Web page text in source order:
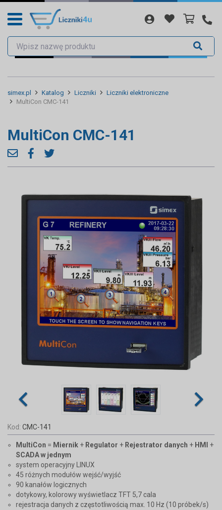
simex.pl Katalog Liczniki
Liczniki elektroniczne
MultiCon CMC-141
MultiCon CMC-141
Kod: CMC-141
MultiCon = Miernik+ Regulator + Rejestrator danych + HMI
+
SCADA w jednym
system operacyjny LINUX
45 różnych modułów wejść/wyjść
90 kanałów logicznych
dotykowy, kolorowy wyświetlacz TFT 5,7 cala
rejestracja danych z częstotliwością max. 10 Hz (10 próbek/s)